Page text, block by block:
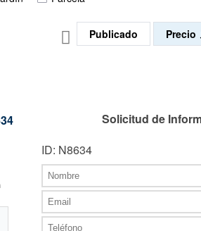
Publicado Precio
Solicitud de
ID: N8634